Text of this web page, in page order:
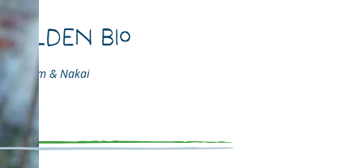
Bio
Matsum & Nakai